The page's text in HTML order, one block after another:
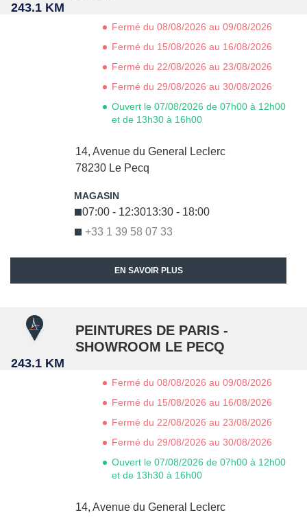
243.1 KM
14, Avenue du General Leclerc
78230 Le Pecq
+33 1 39 58 07 33
07:00 - 12:3013:30 - 18:00
Fermé du 08/08/2026 au 09/08/2026
Fermé du 15/08/2026 au 16/08/2026
Fermé du 22/08/2026 au 23/08/2026
Fermé du 29/08/2026 au 30/08/2026
Ouvert le 07/08/2026 de 07h00 à 12h00
et de 13h30 à 16h00
EN SAVOIR PLUS
243.1 KM
PEINTURES DE PARIS -
SHOWROOM LE PECQ
14, Avenue du General Leclerc
Fermé du 08/08/2026 au 09/08/2026
Fermé du 15/08/2026 au 16/08/2026
Fermé du 22/08/2026 au 23/08/2026
Fermé du 29/08/2026 au 30/08/2026
Ouvert le 07/08/2026 de 07h00 à 12h00
et de 13h30 à 16h00